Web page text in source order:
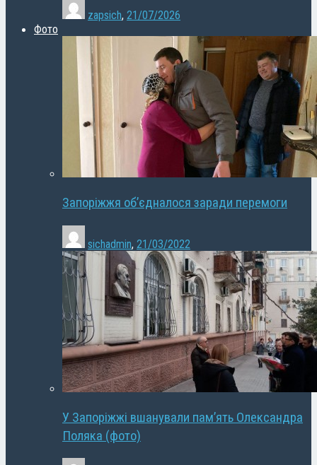
zapsich, 21/07/2026
Фото
Запоріжжя об’єдналося заради перемоги
sichadmin, 21/03/2022
У Запоріжжі вшанували пам’ять Олександра
Поляка (фото)